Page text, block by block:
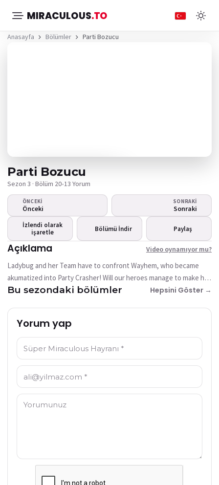
MIRACULOUS.TO
Anasayfa Bölümler Parti Bozucu
Video oynamıyor
mu?
Bu video şu anda mevcut
değil
Tekrar Dene
Parti Bozucu
Sezon 3 · Bölüm 20•13 Yorum
ÖNCEKI
Önceki
SONRAKI
Sonraki
İzlendi olarak
işaretle
Bölümü İndir Paylaş
Açıklama Video oynamıyor mu?
Ladybug and her Team have to confront Wayhem, who became
akumatized into Party Crasher! Will our heroes manage to make him
smile?
Bu sezondaki bölümler Hepsini Göster →
Yorum yap
İsim: *
E-posta: *
Yorum: *